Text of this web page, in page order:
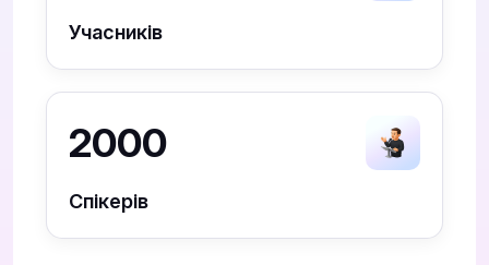
Учасників
2000
Спікерів